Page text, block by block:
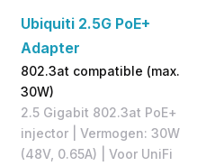
Ubiquiti 2.5G PoE+
Adapter
802.3at compatible (max.
30W)
2.5 Gigabit 802.3at PoE+
injector | Vermogen: 30W
(48V, 0.65A) | Voor UniFi